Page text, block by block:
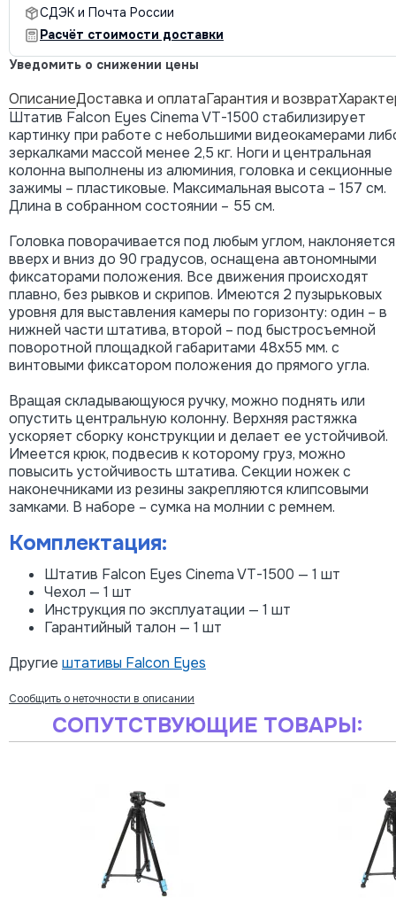
СДЭК и Почта России
Расчёт стоимости доставки
Уведомить о снижении цены
ОписаниеДоставка и оплатаГарантия и возврат
Штатив Falcon Eyes Cinema VT-1500 стабилизирует
картинку при работе с небольшими видеокамерами
зеркалками массой менее 2,5 кг. Ноги и центральная
колонна выполнены из алюминия, головка и секционные
зажимы – пластиковые. Максимальная высота – 157 см.
Длина в собранном состоянии – 55 см.
Головка поворачивается под любым углом, наклоняется
вверх и вниз до 90 градусов, оснащена автономными
фиксаторами положения. Все движения происходят
плавно, без рывков и скрипов. Имеются 2 пузырьковых
уровня для выставления камеры по горизонту: один – в
нижней части штатива, второй – под быстросъемной
поворотной площадкой габаритами 48х55 мм. с
винтовыми фиксатором положения до прямого угла.
Вращая складывающуюся ручку, можно поднять или
опустить центральную колонну. Верхняя растяжка
ускоряет сборку конструкции и делает ее устойчивой.
Имеется крюк, подвесив к которому груз, можно
повысить устойчивость штатива. Секции ножек с
наконечниками из резины закрепляются клипсовыми
замками. В наборе – сумка на молнии с ремнем.
Комплектация:
Штатив Falcon Eyes Cinema VT-1500 — 1 шт
Чехол — 1 шт
Инструкция по эксплуатации — 1 шт
Гарантийный талон — 1 шт
Другие штативы Falcon Eyes
Сообщить о неточности в описании
СОПУТСТВУЮЩИЕ ТОВАРЫ: